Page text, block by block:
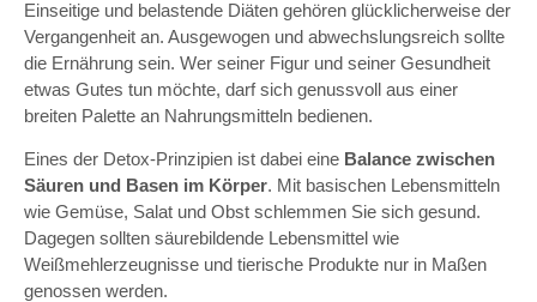
Einseitige und belastende Diäten gehören glücklicherweise der
Vergangenheit an. Ausgewogen und abwechslungsreich sollte
die Ernährung sein. Wer seiner Figur und seiner Gesundheit
etwas Gutes tun möchte, darf sich genussvoll aus einer
breiten Palette an Nahrungsmitteln bedienen.
Eines der Detox-Prinzipien ist dabei eine Balance zwischen
Säuren und Basen im Körper. Mit basischen Lebensmitteln
wie Gemüse, Salat und Obst schlemmen Sie sich gesund.
Dagegen sollten säurebildende Lebensmittel wie
Weißmehlerzeugnisse und tierische Produkte nur in Maßen
genossen werden.